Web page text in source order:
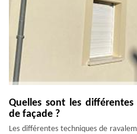
Quelles sont les
de façade ?
Les différentes techniques de